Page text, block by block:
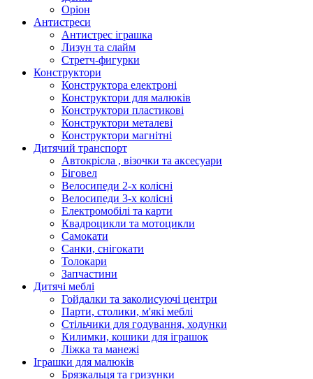
Оріон
Антистреси
Антистрес іграшка
Лизун та слайм
Стретч-фигурки
Конструктори
Конструктора електроні
Конструктори для малюків
Конструктори пластикові
Конструктори металеві
Конструктори магнітні
Дитячий транспорт
Автокрісла , візочки та аксесуари
Біговел
Велосипеди 2-х колісні
Велосипеди 3-х колісні
Електромобілі та карти
Квадроцикли та мотоцикли
Самокати
Санки, снігокати
Толокари
Запчастини
Дитячі меблі
Гойдалки та заколисуючі центри
Парти, столики, м'які меблі
Стільчики для годування, ходунки
Килимки, кошики для іграшок
Ліжка та манежі
Іграшки для малюків
Брязкальця та гризунки